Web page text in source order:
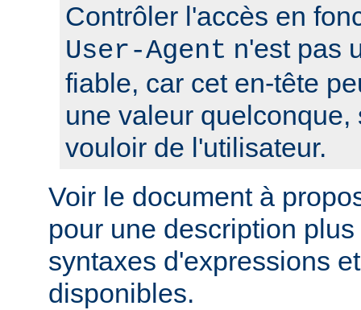
Contrôler l'accès en
User-Agent n'est pas
fiable, car cet en-tête
une valeur quelconque,
vouloir de l'utilisateur.
Voir le document à
pour une description
syntaxes d'expressions
disponibles.